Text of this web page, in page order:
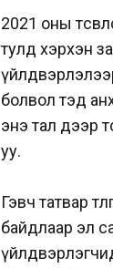
2021 оны
тулд хэрхэн
болвол тэд
энэ тал дээр
уу.
Гэвч татвар
байдлаар эл